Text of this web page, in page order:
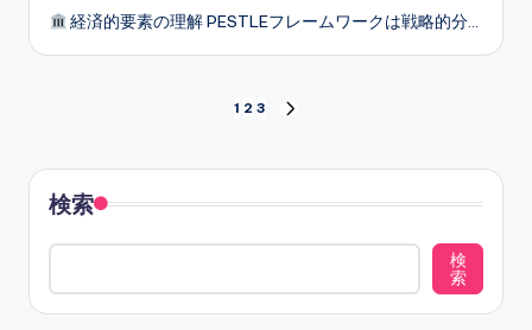
経済的要素の理解 PESTLEフレームワークは戦略的分…
稿
の
ペ
ー
1 2 3
検索
検
索